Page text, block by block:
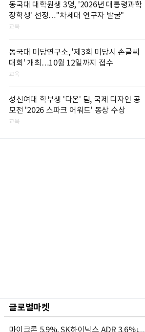
동국대 대학원생 3명, '2026년 대통령과학
장학생' 선정…"차세대 연구자 발굴"
교육
동국대 미당연구소, '제3회 미당시 손글씨
대회' 개최…10월 12일까지 접수
교육
성신여대 학부생 '다온' 팀, 국제 디자인 공
모전 '2026 스파크 어워드' 동상 수상
교육
글로벌마켓
마이크론 5.9%, SK하이닉스 ADR 3.6%↓...